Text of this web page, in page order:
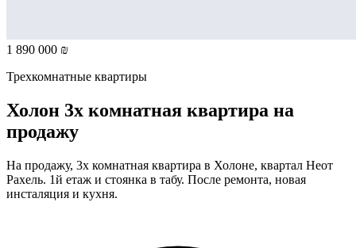
1 890 000 ₪
Трехкомнатные квартиры
Холон 3х комнатная квартира на
продажу
На продажу, 3х комнатная квартира в Холоне, квартал Неот
Рахель. 1й етаж и стоянка в табу. После ремонта, новая
инсталяция и кухня.